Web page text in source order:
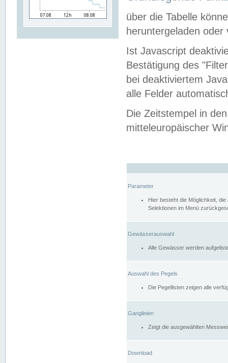
über die Tabelle
heruntergeladen oder
Ist Javascript
Bestätigung des
bei deaktiviertem
alle Felder
Die Zeitstempel in
mitteleuropäischer
Parameter
Hier besteht die Möglichkeit,
Selektionen im Menü
Gewässerauswahl
Alle Gewässer werden
Auswahl des Pegels
Die Pegellisten zeigen alle
Ganglinien
Zeigt die ausgewählten
Download